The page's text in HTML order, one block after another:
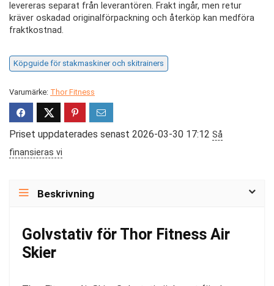
levereras separat från leverantören. Frakt ingår, men retur
kräver oskadad originalförpackning och återköp kan medföra
fraktkostnad.
Köpguide för stakmaskiner och skitrainers
Varumärke: Thor Fitness
Priset uppdaterades senast 2026-03-30 17:12 Så
finansieras vi
Beskrivning
Golvstativ för Thor Fitness Air
Skier